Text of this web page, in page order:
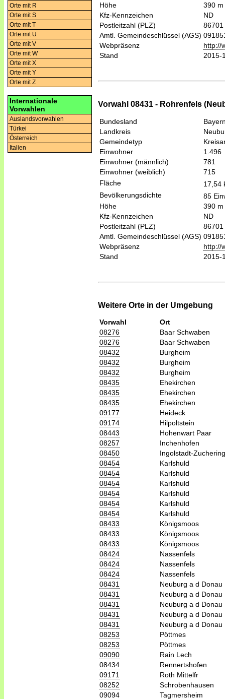
Orte mit R
Orte mit S
Orte mit T
Orte mit U
Orte mit V
Orte mit W
Orte mit X
Orte mit Y
Orte mit Z
Internationale
Vorwahlen
Auslandsvorwahlen
Türkei
Österreich
Italien
Höhe
390 m
Kfz-Kennzeichen
ND
Postleitzahl (PLZ)
86701
Amtl. Gemeindeschlüssel (AGS)
Webpräsenz
http://
Stand
2015-
Vorwahl 08431 - Rohrenfels
Bundesland
Landkreis
Gemeindetyp
Einwohner
1.496
Einwohner (männlich)
781
Einwohner (weiblich)
715
Fläche
17,54
Bevölkerungsdichte
85
Höhe
390 m
Kfz-Kennzeichen
ND
Postleitzahl (PLZ)
86701
Amtl. Gemeindeschlüssel (AGS)
Webpräsenz
http://
Stand
2015-
Weitere Orte in der Umgebung
Vorwahl
Ort
08276
Baar Schwaben
08276
Baar Schwaben
08432
Burgheim
08432
Burgheim
08432
Burgheim
08435
Ehekirchen
08435
Ehekirchen
08435
Ehekirchen
09177
Heideck
09174
Hilpoltstein
08443
Hohenwart Paar
08257
Inchenhofen
08450
Ingolstadt-Zuchering
08454
Karlshuld
08454
Karlshuld
08454
Karlshuld
08454
Karlshuld
08454
Karlshuld
08454
Karlshuld
08433
Königsmoos
08433
Königsmoos
08433
Königsmoos
08424
Nassenfels
08424
Nassenfels
08424
Nassenfels
08431
Neuburg a d Donau
08431
Neuburg a d Donau
08431
Neuburg a d Donau
08431
Neuburg a d Donau
08431
Neuburg a d Donau
08253
Pöttmes
08253
Pöttmes
09090
Rain Lech
08434
Rennertshofen
09171
Roth Mittelfr
08252
Schrobenhausen
09094
Tagmersheim